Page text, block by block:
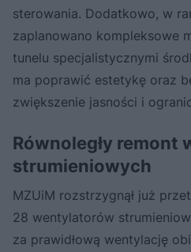
sterowania. Dodatkowo, w
zaplanowano kompleksowe
tunelu specjalistycznymi
ma poprawić estetykę oraz
zwiększenie jasności i
Równoległy remont
strumieniowych
MZUiM rozstrzygnął już
28 wentylatorów
za prawidłową wentylację